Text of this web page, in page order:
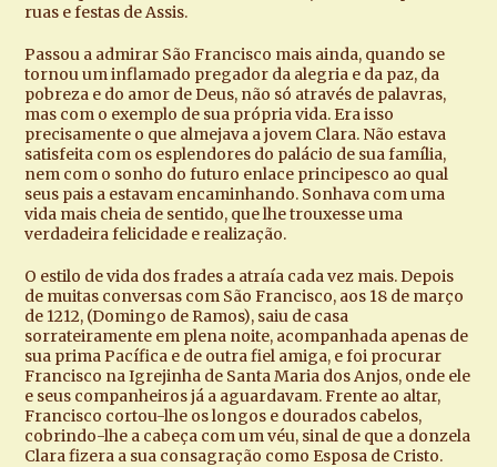
ruas e festas de Assis.
Passou a admirar São Francisco mais ainda, quando se
tornou um inflamado pregador da alegria e da paz, da
pobreza e do amor de Deus, não só através de palavras,
mas com o exemplo de sua própria vida. Era isso
precisamente o que almejava a jovem Clara. Não estava
satisfeita com os esplendores do palácio de sua família,
nem com o sonho do futuro enlace principesco ao qual
seus pais a estavam encaminhando. Sonhava com uma
vida mais cheia de sentido, que lhe trouxesse uma
verdadeira felicidade e realização.
O estilo de vida dos frades a atraía cada vez mais. Depois
de muitas conversas com São Francisco, aos 18 de março
de 1212, (Domingo de Ramos), saiu de casa
sorrateiramente em plena noite, acompanhada apenas de
sua prima Pacífica e de outra fiel amiga, e foi procurar
Francisco na Igrejinha de Santa Maria dos Anjos, onde ele
e seus companheiros já a aguardavam. Frente ao altar,
Francisco cortou-lhe os longos e dourados cabelos,
cobrindo-lhe a cabeça com um véu, sinal de que a donzela
Clara fizera a sua consagração como Esposa de Cristo.